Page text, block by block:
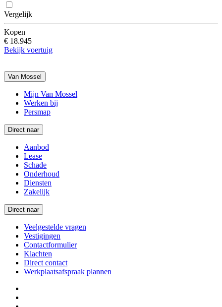
Vergelijk
Kopen
€ 18.945
Bekijk voertuig
Van Mossel
Mijn Van Mossel
Werken bij
Persmap
Direct naar
Aanbod
Lease
Schade
Onderhoud
Diensten
Zakelijk
Direct naar
Veelgestelde vragen
Vestigingen
Contactformulier
Klachten
Direct contact
Werkplaatsafspraak plannen